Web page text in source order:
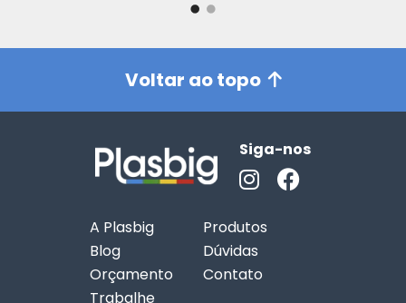
Voltar ao topo
Siga-nos
A Plasbig
Produtos
Blog
Dúvidas
Orçamento
Contato
Trabalhe